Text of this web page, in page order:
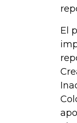
El